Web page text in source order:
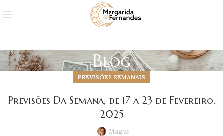
Blog
PREVISÕES SEMANAIS
Previsões Da Semana, de 17 a 23 de Fevereiro,
2025
Magui